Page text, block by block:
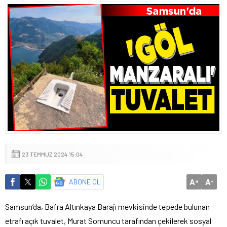
23 TEMMUZ 2024 15:04
ABONE OL A+ A-
Samsun’da, Bafra Altınkaya Barajı mevkisinde tepede bulunan
etrafı açık tuvalet, Murat Somuncu tarafından çekilerek sosyal